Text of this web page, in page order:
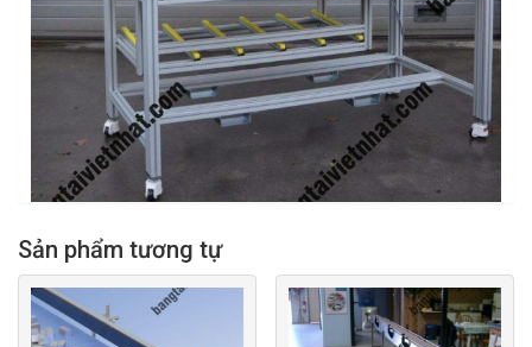
Sản phẩm tương tự